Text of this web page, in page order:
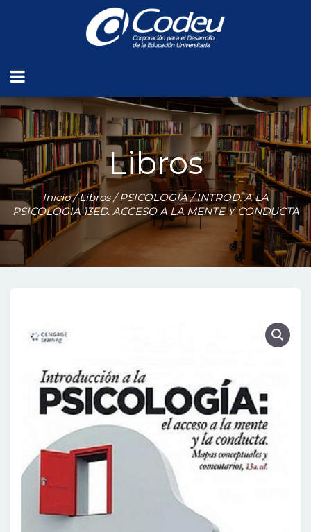
Libros
Inicio/Libros/PSICOLOGIA/ INTROD. A LA
PSICOLOGIA 13ED. ACCESO A LA MENTE Y CONDUCTA